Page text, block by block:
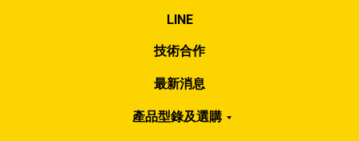
LINE
技術合作
最新消息
產品型錄及選購